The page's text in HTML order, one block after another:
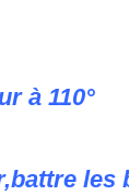
à 110°
les